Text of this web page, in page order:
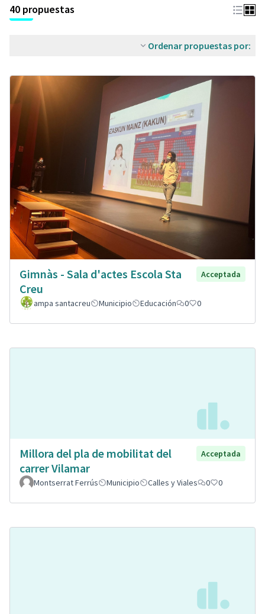
40 propuestas
Ordenar propuestas por:
Gimnàs - Sala d'actes Escola Sta
Creu
Acceptada
ampa santacreu Municipio Educación 0 0
Millora del pla de mobilitat del
carrer Vilamar
Acceptada
Montserrat Ferrús Municipio Calles y Viales 0 0